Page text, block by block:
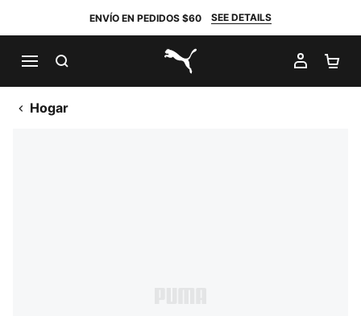
ENVÍO EN PEDIDOS $60 SEE DETAILS
PUMA.com
MI
Hogar